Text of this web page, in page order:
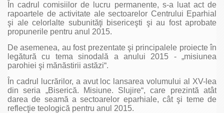
În cadrul comisiilor de lucru permanente, s-a luat act de
rapoartele de activitate ale sectoarelor Centrului Eparhial
şi ale celorlalte subunităţi bisericeşti şi au fost aprobate
propunerile pentru anul 2015.
De asemenea, au fost prezentate şi principalele proiecte în
legătură cu tema sinodală a anului 2015 - „misiunea
parohiei şi mănăstirii astăzi“.
În cadrul lucrărilor, a avut loc lansarea volumului al XV-lea
din seria „Biserică. Misiune. Slujire“, care prezintă atât
darea de seamă a sectoarelor eparhiale, cât şi teme de
reflecţie teologică pentru anul 2015.